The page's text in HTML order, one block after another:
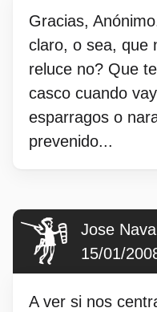
Gracias,
claro, o sea, que
reluce no? Que
casco cuando
esparragos o
prevenido...
Jose
15/01/
A ver si nos